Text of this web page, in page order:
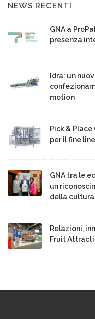
NEWS RECENTI
GNA a
presenza
Idra: un
motion
Pick &
per il fine
GNA tra le
un
della cultura
Relazioni,
Fruit